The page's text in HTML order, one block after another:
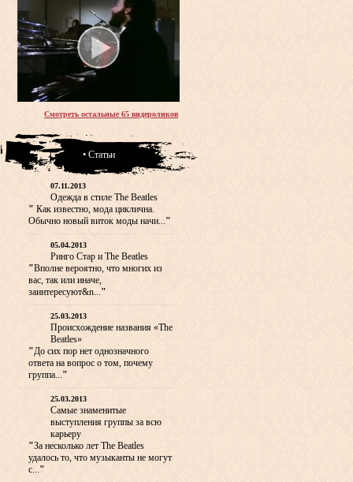
Смотреть остальные 65 видероликов
• Статьи
07.11.2013
Одежда в стиле The Beatles
" Как известно, мода циклична.
Обычно новый виток моды начи..."
05.04.2013
Ринго Стар и The Beatles
"Вполне вероятно, что многих из
вас, так или иначе,
заинтересуют&n..."
25.03.2013
Происхождение названия «The
Beatles»
"До сих пор нет однозначного
ответа на вопрос о том, почему
группа..."
25.03.2013
Самые знаменитые
выступления группы за всю
карьеру
"За несколько лет The Beatles
удалось то, что музыканты не могут
с..."